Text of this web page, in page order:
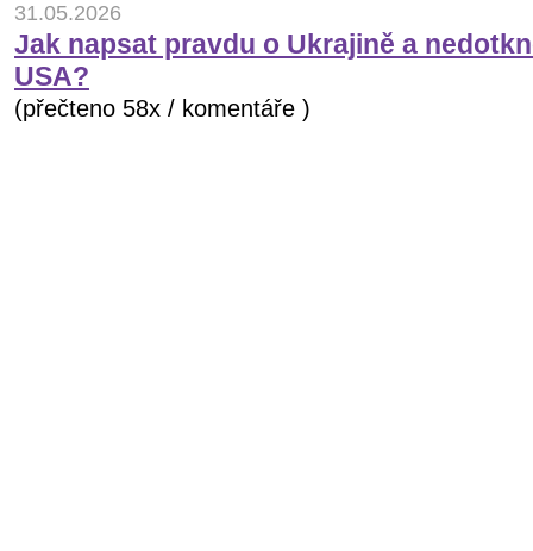
31.05.2026
Jak napsat pravdu o Ukrajině a
USA?
(přečteno 58x / komentáře )